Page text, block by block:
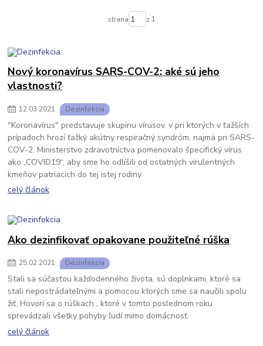
strana z 1
Nový koronavírus SARS-COV-2: aké sú jeho
vlastnosti?
12.03.2021 Dezinfekcia
"Koronavírus" predstavuje skupinu vírusov, v pri ktorých v ťažších
prípadoch hrozí ťažký akútny respiračný syndróm, najmä pri SARS-
COV-2. Ministerstvo zdravotníctva pomenovalo špecifický vírus
ako „COVID19“, aby sme ho odlíšili od ostatných virulentných
kmeňov patriacich do tej istej rodiny.
celý článok
Ako dezinfikovať opakovane použiteľné rúška
25.02.2021 Dezinfekcia
Stali sa súčasťou každodenného života, sú doplnkami, ktoré sa
stali nepostrádateľnými a pomocou ktorých sme sa naučili spolu
žiť. Hovorí sa o rúškach , ktoré v tomto poslednom roku
sprevádzali všetky pohyby ľudí mimo domácnosť.
celý článok